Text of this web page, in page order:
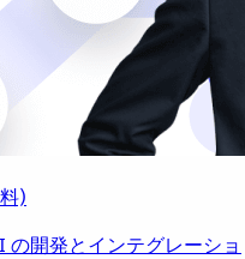
)
開発とインテグレーショ